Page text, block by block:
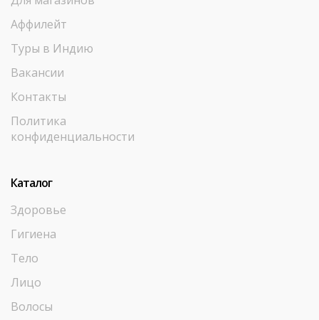
Аффилейт
Туры в Индию
Вакансии
Контакты
Политика
конфиденциальности
Каталог
Здоровье
Гигиена
Тело
Лицо
Волосы